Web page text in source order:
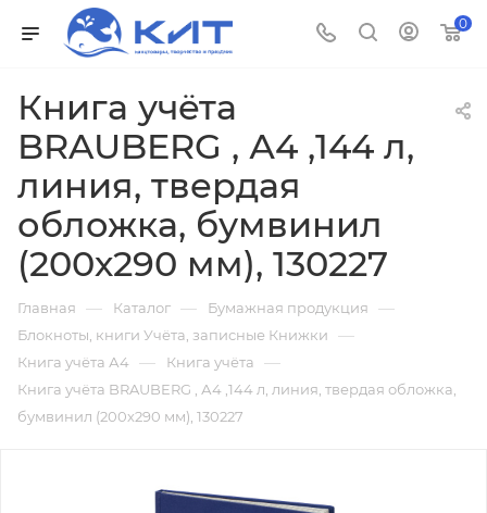
0
Книга учёта
BRAUBERG , А4 ,144 л,
линия, твердая
обложка, бумвинил
(200х290 мм), 130227
Главная — Каталог — Бумажная продукция —
Блокноты, книги Учёта, записные Книжки —
Книга учёта А4 — Книга учёта —
Книга учёта BRAUBERG , А4 ,144 л, линия, твердая обложка,
бумвинил (200х290 мм), 130227